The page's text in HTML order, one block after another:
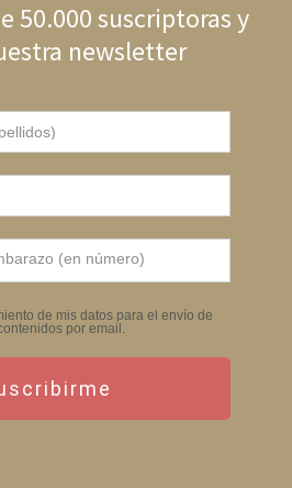
50.000 suscriptoras y
newsletter
de mis datos para el envío de
por email.